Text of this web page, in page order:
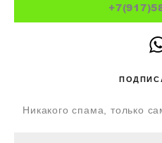
Никакого спама, только